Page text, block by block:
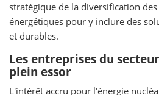
stratégique de la diversification
énergétiques pour y inclure des
et durables.
Les entreprises du
plein essor
L'intérêt accru pour l'énergie